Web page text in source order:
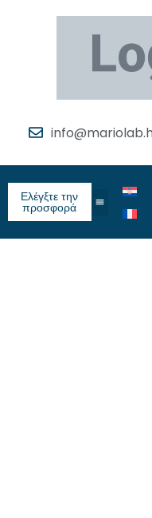
Ελέγξτε την
προσφορά